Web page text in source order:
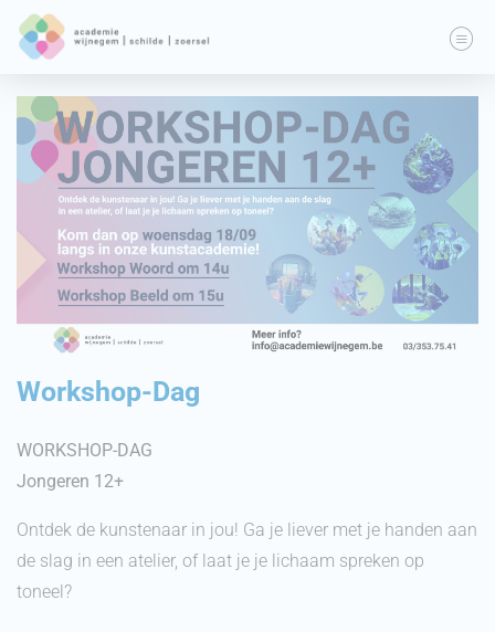
Workshop-Dag
WORKSHOP-DAG
Jongeren 12+
Ontdek de kunstenaar in jou! Ga je liever met je handen aan
de slag in een atelier, of laat je je lichaam spreken op
toneel?